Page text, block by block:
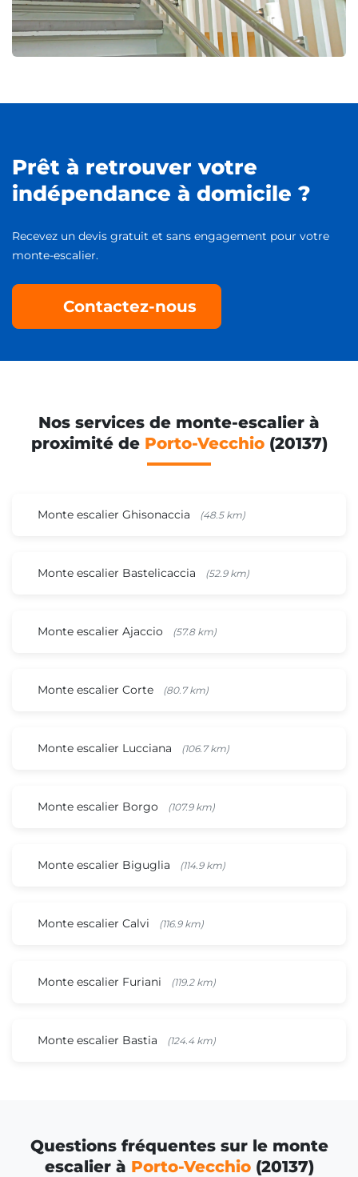
Prêt à retrouver votre
indépendance à domicile ?
Recevez un devis gratuit et sans engagement pour votre
monte-escalier.
Contactez-nous
Nos services de monte-escalier à
proximité de Porto-Vecchio(20137)
Monte escalier Ghisonaccia (48.5 km)
Monte escalier Bastelicaccia (52.9 km)
Monte escalier Ajaccio (57.8 km)
Monte escalier Corte (80.7 km)
Monte escalier Lucciana (106.7 km)
Monte escalier Borgo (107.9 km)
Monte escalier Biguglia (114.9 km)
Monte escalier Calvi (116.9 km)
Monte escalier Furiani (119.2 km)
Monte escalier Bastia (124.4 km)
Questions fréquentes sur le monte
escalier à Porto-Vecchio(20137)